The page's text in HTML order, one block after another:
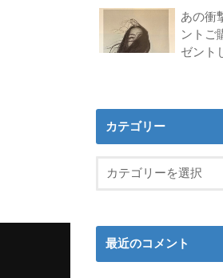
あの衝
ントご
ゼント
カテゴリー
最近のコメント